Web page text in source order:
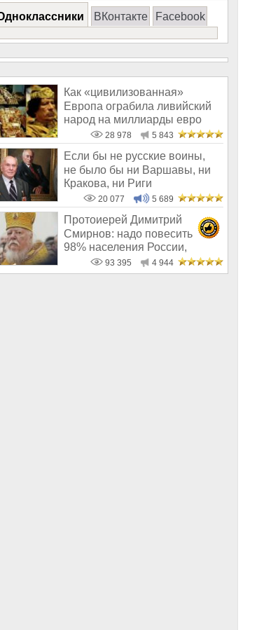
ВКонтакте Facebook
Как «цивилизованная»
Европа ограбила ливийский
народ на миллиарды евро
28 978 5 843
Если бы не русские воины,
не было бы ни Варшавы, ни
Кракова, ни Риги
20 077 5 689
Протоиерей Димитрий
Смирнов: надо повесить
98% населения России,
чтобы восторжество
93 395 4 944